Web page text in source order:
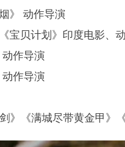
》 动作导演
宝贝计划》印度电影、
动作导演
动作导演
》《满城尽带黄金甲》